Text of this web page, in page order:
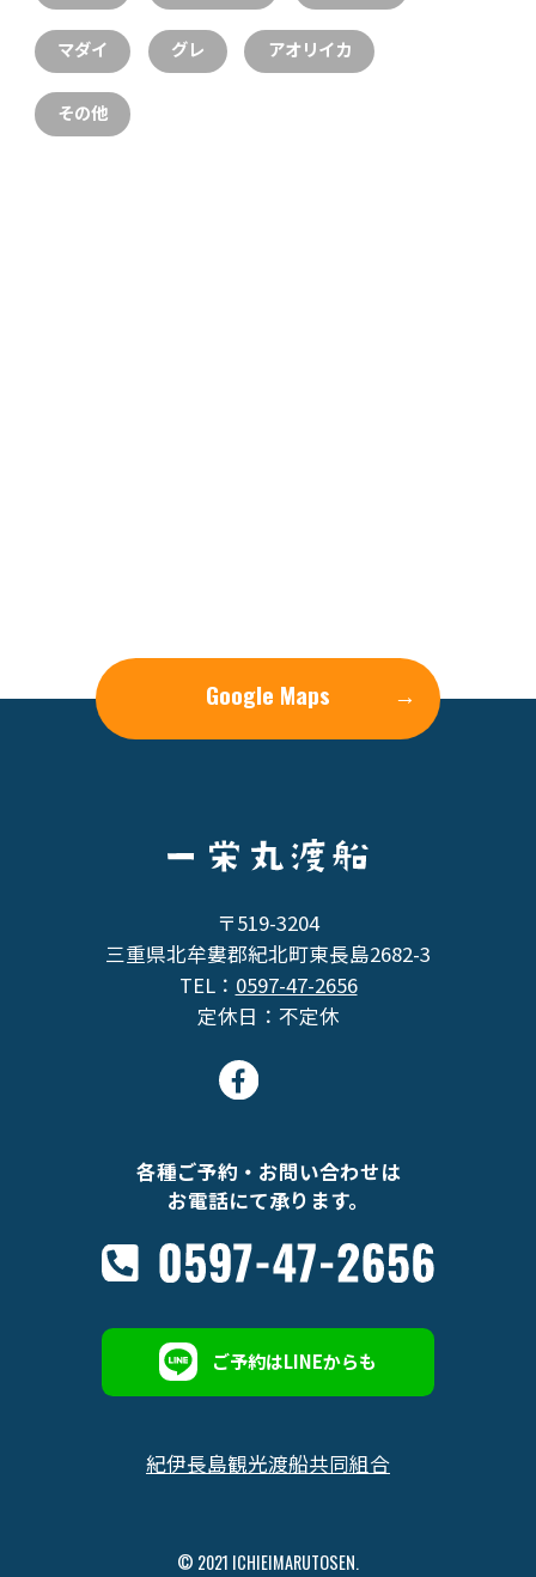
マダイ グレ アオリイカ
その他
Google Maps →
〒519-3204
三重県北牟婁郡紀北町東長島2682-3
TEL： 0597-47-2656
定休日：不定休
各種ご予約・お問い合わせは
お電話にて承ります。
ご予約はLINEからも
紀伊長島観光渡船共同組合
© 2021 ICHIEIMARUTOSEN.